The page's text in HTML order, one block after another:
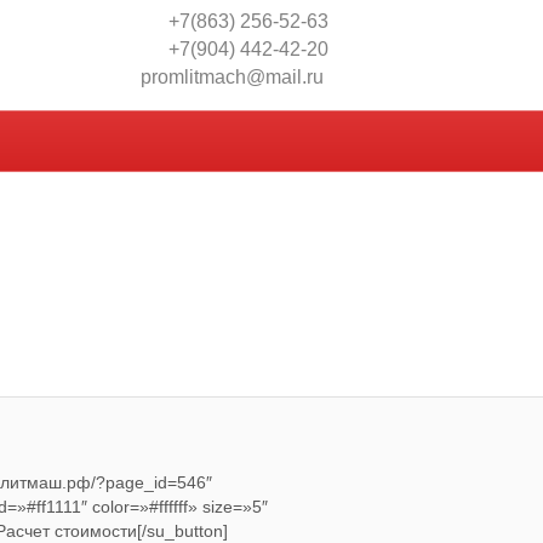
+7(863) 256-52-63
+7(904) 442-42-20
promlitmach@mail.ru
?page_id=546″
color=»#ffffff» size=»5″
стоимости[/su_button]